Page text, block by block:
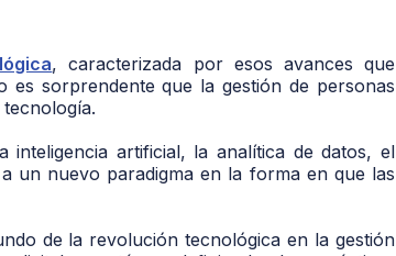
, caracterizada por esos avances que
sorprendente que la gestión de personas
artificial, la analítica de datos, el
un nuevo paradigma en la forma en que las
de la revolución tecnológica en la gestión